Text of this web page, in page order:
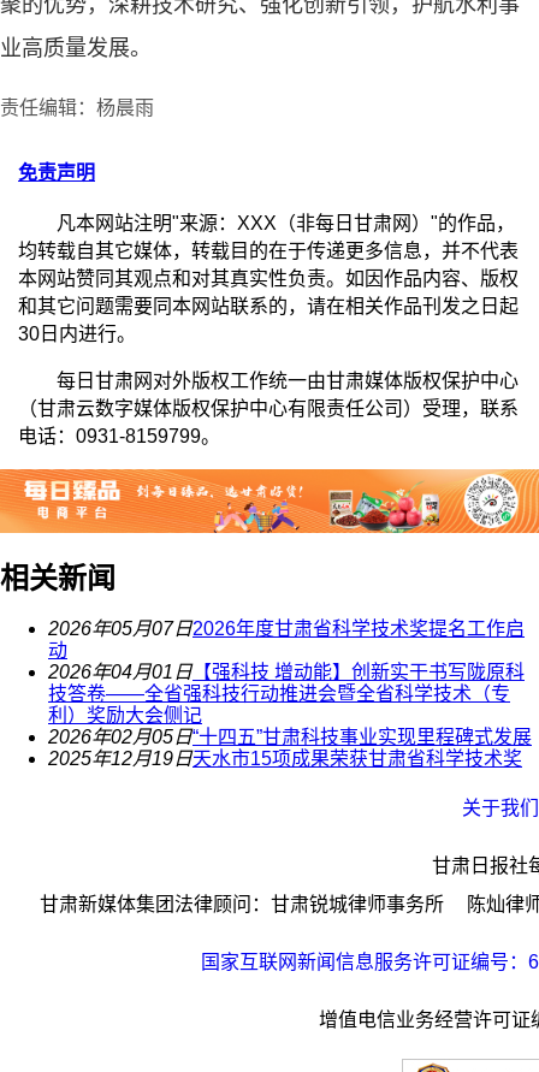
业高质量发展。
责任编辑：杨晨雨
免责声明
凡本网站注明"来源：XXX（非每日甘肃网）"的作品，
均转载自其它媒体，转载目的在于传递更多信息，并不代表
本网站赞同其观点和对其真实性负责。如因作品内容、版权
和其它问题需要同本网站联系的，请在相关作品刊发之日起
30日内进行。
每日甘肃网对外版权工作统一由甘肃媒体版权保护中心
（甘肃云数字媒体版权保护中心有限责任公司）受理，联系
电话：0931-8159799。
相关新闻
2026年05月07日2026年度甘肃省科学技术奖提名工作启
动
2026年04月01日【强科技 增动能】创新实干书写陇原科
技答卷——全省强科技行动推进会暨全省科学技术（专
利）奖励大会侧记
2026年02月05日“十四五”甘肃科技事业实现里程碑式发展
2025年12月19日天水市15项成果荣获甘肃省科学技术奖
关于我们
甘肃日报社
甘肃新媒体集团法律顾问：甘肃锐城律师事务所 陈灿
国家互联网新闻信息服务许可证编号
增值电信业务经营许可